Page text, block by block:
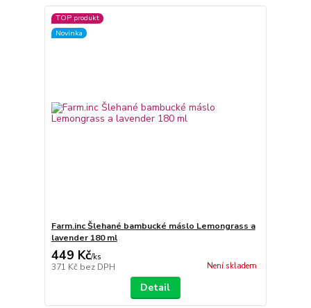
TOP produkt
Novinka
Farm.inc Šlehané bambucké máslo Lemongrass a
lavender 180 ml
449 Kč/ks
371 Kč bez DPH Není skladem
Detail